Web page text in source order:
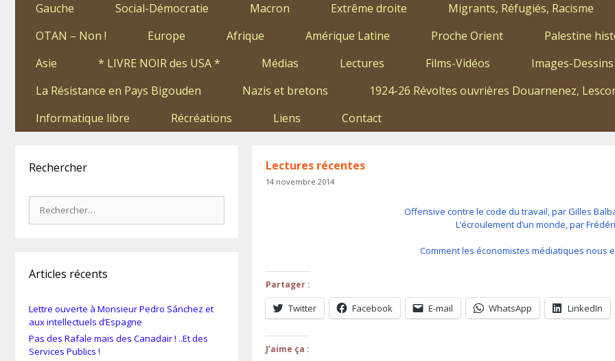
Gauche
Social-Démocratie Macron Extrême droite Migrants, Réfugiés, Racisme
OTAN – Non !
Europe Afrique Amérique Latine Proche Orient Palestine
Asie
* LIVRE NOIR des USA * Médias Lectures Films-Vidéos Images-Dessins
La Résistance en Pays Bigouden
Nazis et bretons 1924-26 Révoltes ouvrières Douarnenez,
Informatique libre
Récréations Liens Contact
Lectures récentes
14 novembre 2014
Offensive contre le code du travail, par Gilles
L’écroulement d’un monde, par
Comment les économistes médiatiques nous
Partager :
Twitter Facebook E-mail WhatsApp LinkedIn
J’aime ça :
Rechercher
Articles récents
Lettre ouverte à Monsieur Pedro Sánchez et
aux intellectuels d’Espagne
Pas des Rafale mais des Canadair ! ..Et des
Services Publics !